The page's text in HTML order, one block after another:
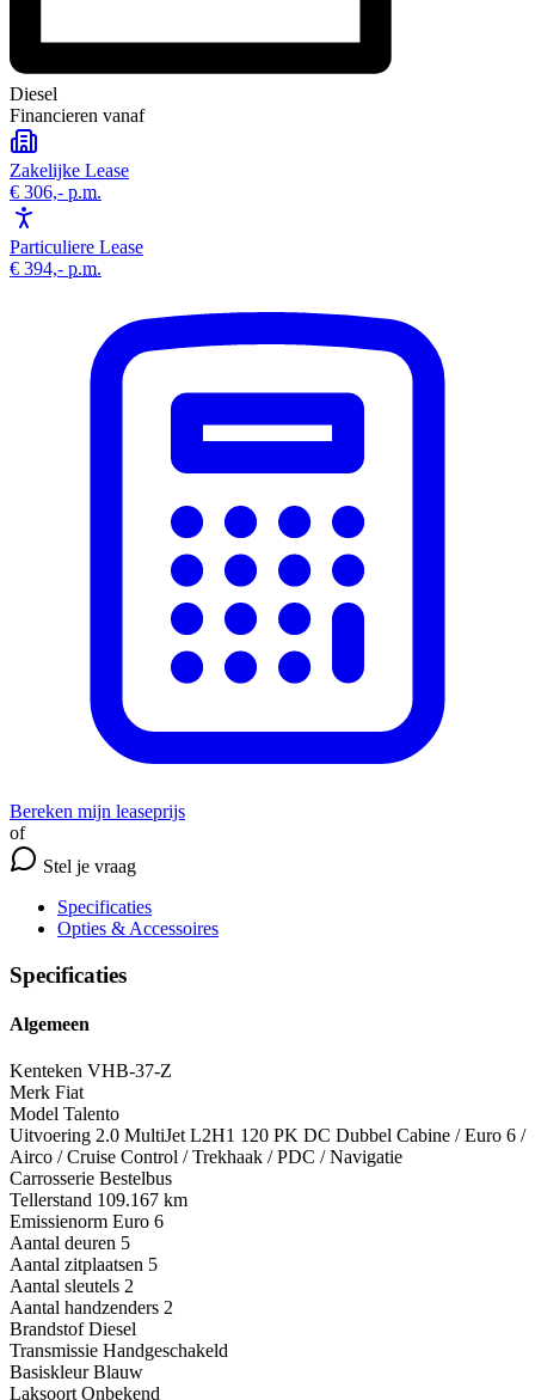
Diesel
Financieren vanaf
Zakelijke Lease
€ 306,- p.m.
Particuliere Lease
€ 394,- p.m.
Bereken mijn leaseprijs
of
Stel je vraag
Specificaties
Opties & Accessoires
Specificaties
Algemeen
Kenteken VHB-37-Z
Merk Fiat
Model Talento
Uitvoering 2.0 MultiJet L2H1 120 PK DC Dubbel Cabine / Euro 6 /
Airco / Cruise Control / Trekhaak / PDC / Navigatie
Carrosserie Bestelbus
Tellerstand 109.167 km
Emissienorm Euro 6
Aantal deuren 5
Aantal zitplaatsen 5
Aantal sleutels 2
Aantal handzenders 2
Brandstof Diesel
Transmissie Handgeschakeld
Basiskleur Blauw
Laksoort Onbekend